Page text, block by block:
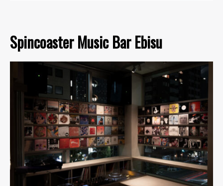
Spincoaster Music Bar Ebisu